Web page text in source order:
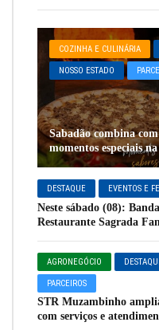
COZINHA E CULINÁRIA
NOSSO ESTADO
Sabadão combina
momentos especiais
DESTAQUE EVENTOS E
Neste sábado (08):
Restaurante Sagrada
AGRONEGÓCIO
PARCEIROS
STR Muzambinho
com serviços e